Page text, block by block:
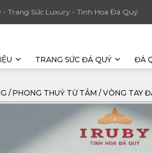
Trang Sức Luxury - Tinh Hoa Đá Quý
TRANG SỨC ĐÁ QUÝ ĐÁ
/ PHONG THUỶ TỪ TÂM / VÒNG TAY